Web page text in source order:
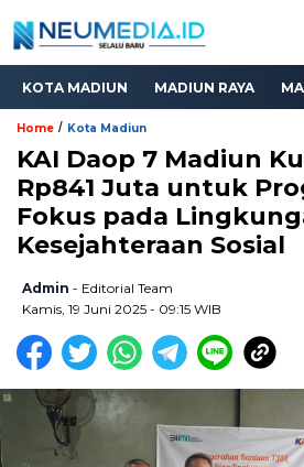
KOTA MADIUN MADIUN RAYA
Home / Kota Madiun
KAI Daop 7 Madiun
Rp841 Juta untuk
Fokus pada
Kesejahteraan Sosial
Admin - Editorial Team
Kamis, 19 Juni 2025 - 09:15 WIB